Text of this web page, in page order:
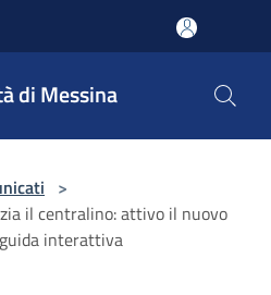
di Messina
>
il centralino: attivo il nuovo
interattiva